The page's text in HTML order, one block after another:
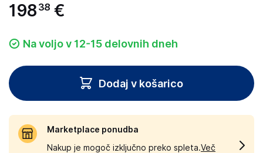
198 38 €
Na voljo v 12-15 delovnih dneh
Dodaj v košarico
Marketplace ponudba
Nakup je mogoč izključno preko spleta.Več